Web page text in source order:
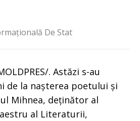
De Stat
. Astăzi s-au
de la nașterea poetului și
Mihnea, deținător al
al Literaturii,